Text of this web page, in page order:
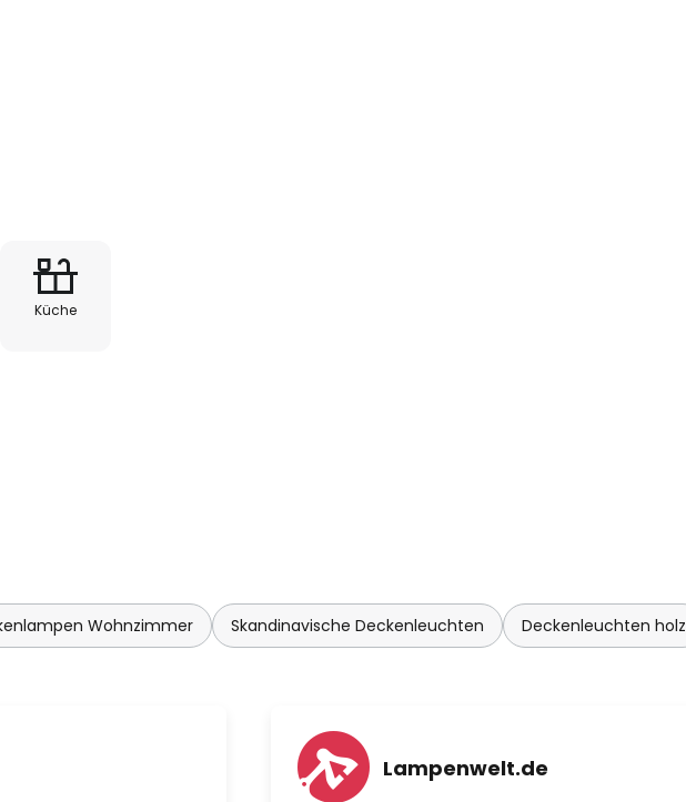
und Küche
und Material in jedem Raum
Küche
Wohnzimmer Skandinavische Deckenleuchten Deckenleuchten holz
Lampenwelt.de